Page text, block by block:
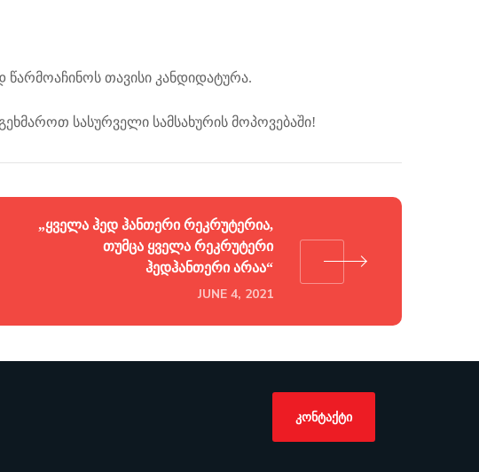
თავისი კანდიდატურა.
სასურველი სამსახურის მოპოვებაში!
„ყველა ჰედ ჰანთერი რეკრუტერია,
თუმცა ყველა რეკრუტერი
ჰედჰანთერი არაა“
JUNE 4, 2021
ᲙᲝᲜᲢᲐᲥᲢᲘ